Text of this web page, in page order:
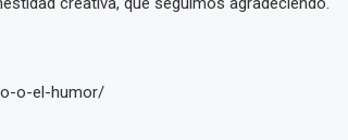
o-el-humor/